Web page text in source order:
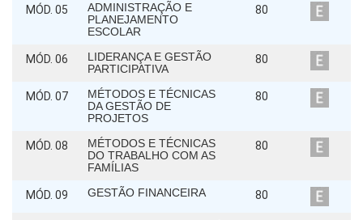
MÓD. 05
ADMINISTRAÇÃO E
PLANEJAMENTO
ESCOLAR
80
MÓD. 06
LIDERANÇA E GESTÃO
PARTICIPATIVA
80
MÓD. 07
MÉTODOS E TÉCNICAS
DA GESTÃO DE
PROJETOS
80
MÓD. 08
MÉTODOS E TÉCNICAS
DO TRABALHO COM AS
FAMÍLIAS
80
MÓD. 09 GESTÃO FINANCEIRA 80